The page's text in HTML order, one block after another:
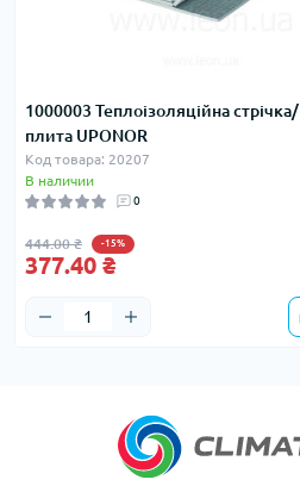
1000003 Теплоізоляційна стрічка/
плита UPONOR
Код товара: 20207
В наличии
0
444.00 ₴ -15%
377.40 ₴